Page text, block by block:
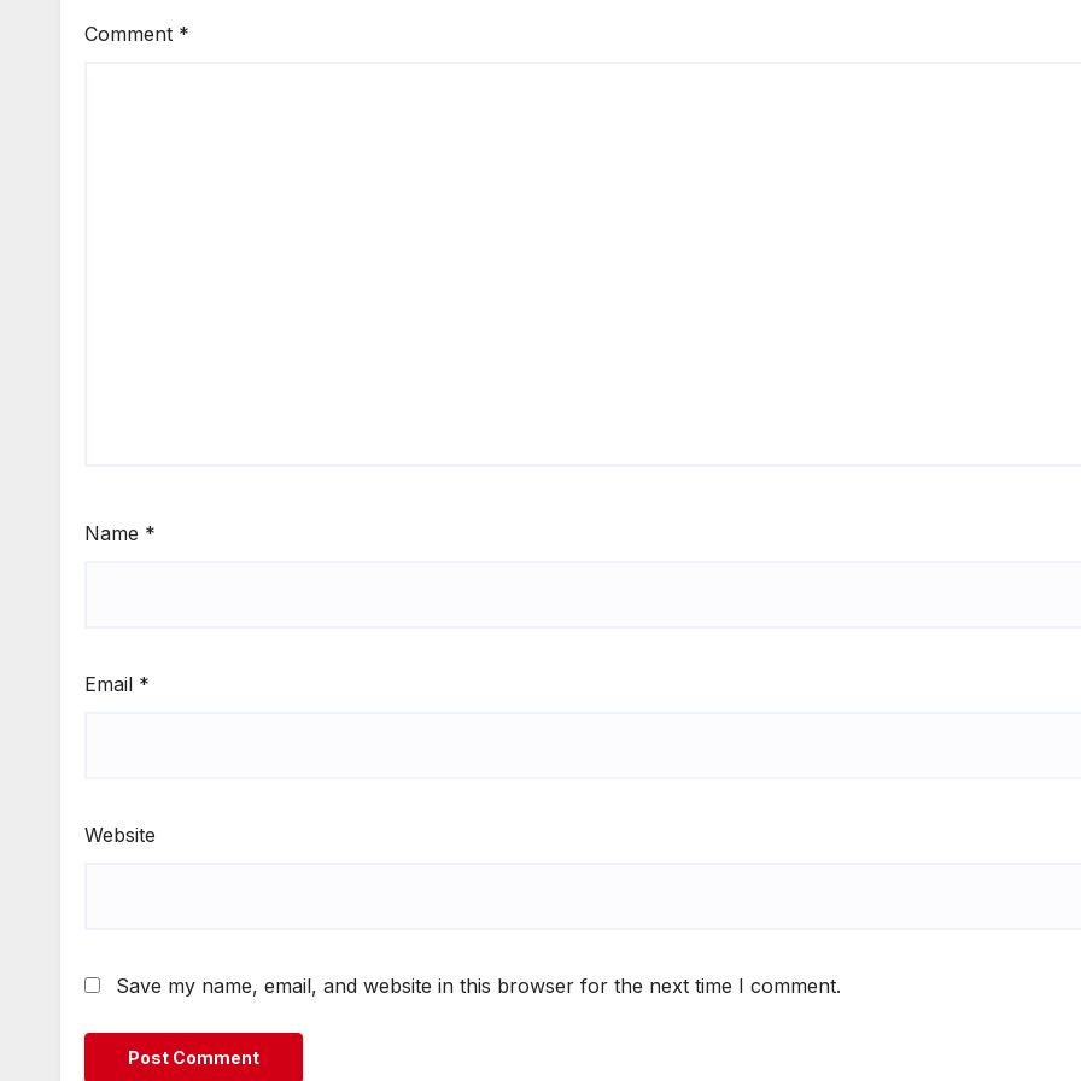
Comment *
Name *
Email *
Website
Save my name, email, and website in this browser for the next time I comment.